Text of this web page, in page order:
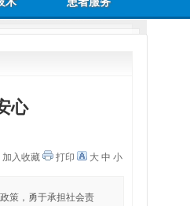
心
加入收藏
打印 大 中 小
策，勇于承担社会责